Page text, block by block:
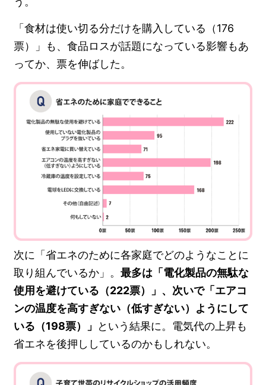
「食材は使い切る分だけを購入している（176
票）」も、食品ロスが話題になっている影響もあ
ってか、票を伸ばした。
次に「省エネのために各家庭でどのようなことに
取り組んでいるか」。最多は「電化製品の無駄な
使用を避けている（222票）」、次いで「エアコ
ンの温度を高すぎない（低すぎない）ようにして
いる（198票）」
という結果に。電気代の上昇も
省エネを後押ししているのかもしれない。